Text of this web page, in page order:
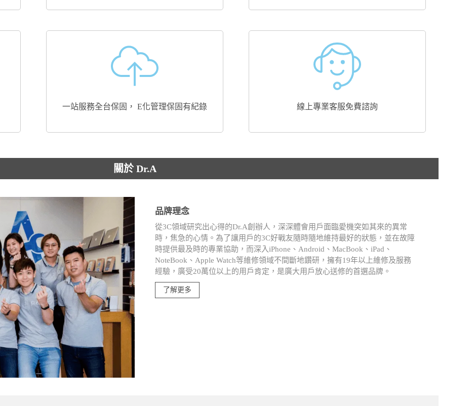
一站服務全台保固， E化管理保固有紀錄 線上專業客服免費諮詢
關於 Dr.A
品牌理念
從3C領域研究出心得的Dr.A創辦人，深深體會用戶面臨愛機突如其來的異常
時，焦急的心情。為了讓用戶的3C好戰友隨時隨地維持最好的狀態，並在故障
時提供最及時的專業協助，而深入iPhone、Android、MacBook、iPad、
NoteBook、Apple Watch等維修領域不間斷地鑽研，擁有19年以上維修及服務
經驗，廣受20萬位以上的用戶肯定，是廣大用戶放心送修的首選品牌。
了解更多